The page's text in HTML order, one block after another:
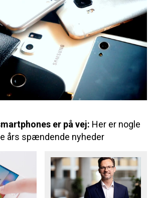
er på vej: Her er nogle
års spændende nyheder